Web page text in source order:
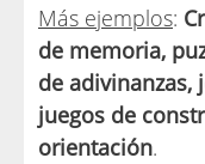
Más ejemplos:
de memoria,
de adivinanzas,
juegos de
orientación.